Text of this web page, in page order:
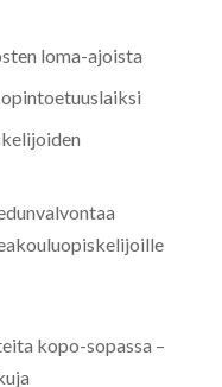
loma-ajoista
kopo-sopassa –